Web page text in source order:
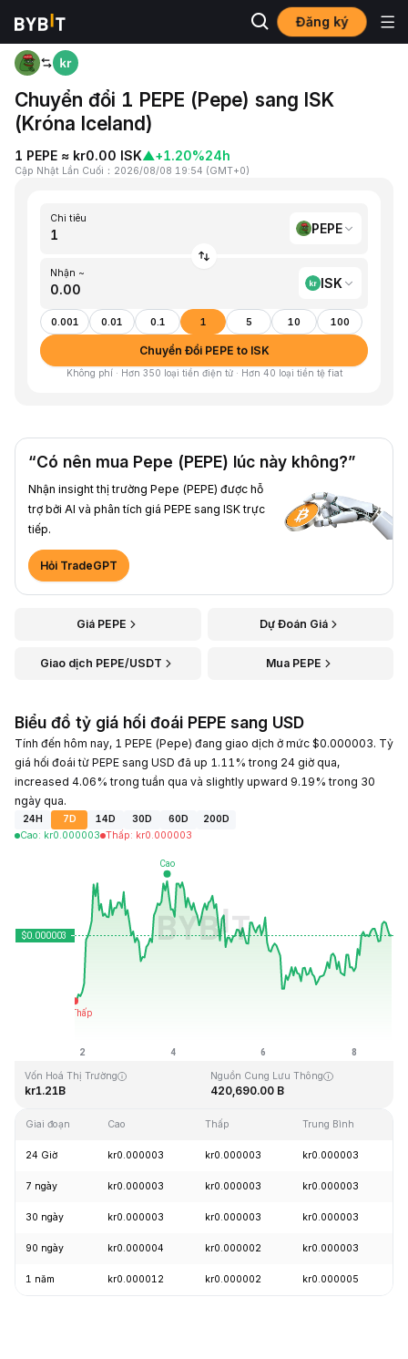
Đăng ký
Trang chủ
Chuyển đổi 1 PEPE (Pepe) sang ISK
(Króna Iceland)
1 PEPE ≈ kr0.00 ISK▲+1.20%24h
Cập Nhật Lần Cuối ： 2026/08/08 19:54 (GMT+0)
Chi tiêu
PEPE
Nhận ~
ISK
0.001 0.01 0.1 1 5 10 100
Chuyển Đổi PEPE to ISK
Không phí · Hơn 350 loại tiền điện tử · Hơn 40 loại tiền tệ fiat
“Có nên mua Pepe (PEPE) lúc này không?”
Nhận insight thị trường Pepe (PEPE) được hỗ
trợ bởi AI và phân tích giá PEPE sang ISK trực
tiếp.
Hỏi TradeGPT
Giá PEPE Dự Đoán Giá
Giao dịch PEPE/USDT Mua PEPE
Biểu đồ tỷ giá hối đoái PEPE sang USD
Tính đến hôm nay, 1 PEPE (Pepe) đang giao dịch ở mức $0.000003. Tỷ
giá hối đoái từ PEPE sang USD đã up 1.11% trong 24 giờ qua,
increased 4.06% trong tuần qua và slightly upward 9.19% trong 30
ngày qua.
24H 7D 14D 30D 60D
200D
Cao: kr0.000003 Thấp: kr0.000003
Cập Nhật Lần Cuối: 2026-08-08, 19:54 GMT+0
kr0.000028 kr0.000000
Vốn Hoá Thị Trường
kr1.21B
Nguồn Cung Lưu Thông
420,690.00 B
Giai đoạn Cao Thấp Trung Bình
24 Giờ kr0.000003 kr0.000003 kr0.000003
7 ngày kr0.000003 kr0.000003 kr0.000003
30 ngày kr0.000003 kr0.000003 kr0.000003
90 ngày kr0.000004 kr0.000002 kr0.000003
1 năm kr0.000012 kr0.000002 kr0.000005